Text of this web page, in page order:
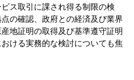
ス取引に課され得る制限の検
の確認、政府との経済及び業界
地証明の取得及び基準遵守証明
ける実務的な検討についても焦